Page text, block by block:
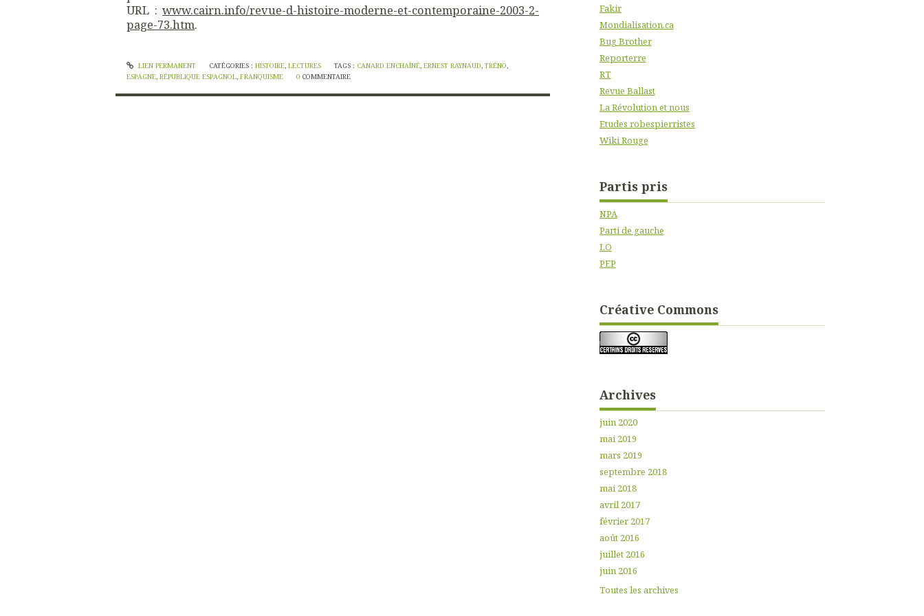
URL :www.cairn.info/revue-d-histoire-moderne-et-contemporaine-2003-2-
page-73.htm.
LIEN PERMANENT CATÉGORIES : HISTOIRE, LECTURES TAGS : CANARD ENCHAÎNÉ, ERNEST RAYNAUD, TRÉNO,
ESPAGNE, RÉPUBLIQUE ESPAGNOL, FRANQUISME 0 COMMENTAIRE
Fakir
Mondialisation.ca
Bug Brother
Reporterre
RT
Revue Ballast
La Révolution et nous
Etudes robespierristes
Wiki Rouge
Partis pris
NPA
Parti de gauche
LO
PEP
Créative Commons
Archives
juin 2020
mai 2019
mars 2019
septembre 2018
mai 2018
avril 2017
février 2017
août 2016
juillet 2016
juin 2016
Toutes les archives